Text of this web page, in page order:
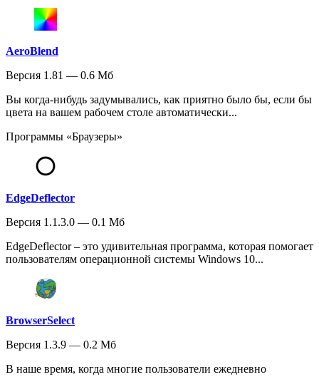
AeroBlend
Версия 1.81 — 0.6 Мб
Вы когда-нибудь задумывались, как приятно было бы, если бы
цвета на вашем рабочем столе автоматически...
Программы «Браузеры»
EdgeDeflector
Версия 1.1.3.0 — 0.1 Мб
EdgeDeflector – это удивительная программа, которая помогает
пользователям операционной системы Windows 10...
BrowserSelect
Версия 1.3.9 — 0.2 Мб
В наше время, когда многие пользователи ежедневно